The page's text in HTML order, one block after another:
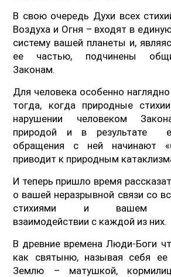
В свою очередь Духи всех
Воздуха и Огня – входят в
систему вашей планеты и,
ее частью, подчинены
Законам.
Для человека особенно
тогда, когда природные
нарушении человеком
природой и в результате
обращения с ней начинают
приводит к природным
И теперь пришло время
о вашей неразрывной связи со
стихиями и вашем
взаимодействии с каждой из них.
В древние времена Люди-Боги
как святыню, называя себя
Землю – матушкой,